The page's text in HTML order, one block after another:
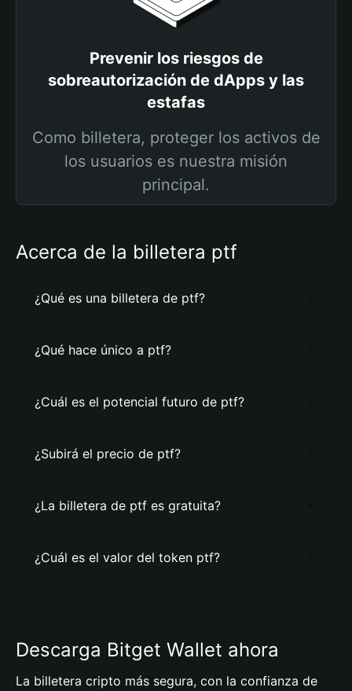
Prevenir los riesgos de
sobreautorización de dApps y las
estafas
Como billetera, proteger los activos de
los usuarios es nuestra misión
principal.
Acerca de la billetera ptf
¿Qué es una billetera de ptf?
¿Qué hace único a ptf?
¿Cuál es el potencial futuro de ptf?
¿Subirá el precio de ptf?
¿La billetera de ptf es gratuita?
¿Cuál es el valor del token ptf?
Descarga Bitget Wallet ahora
La billetera cripto más segura, con la confianza de